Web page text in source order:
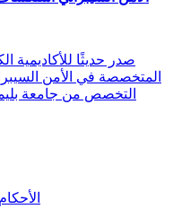
المتخصصة في الأمن
التخصص من جامعة